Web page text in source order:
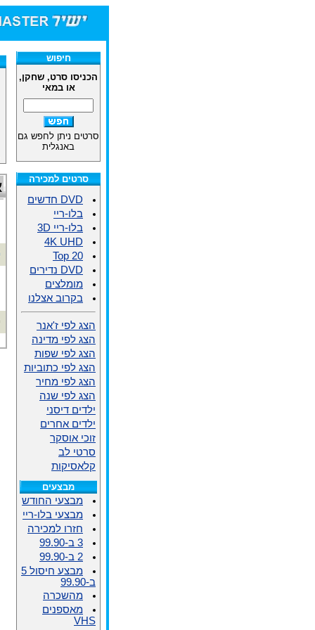
חיפוש
הכניסו סרט, שחקן,
או במאי
סרטים ניתן לחפש גם
באנגלית
סרטים למכירה
DVD חדשים
בלו-ריי
בלו-ריי 3D
4K UHD
Top 20
DVD נדירים
מומלצים
בקרוב אצלנו
הצג לפי ז'אנר
הצג לפי מדינה
הצג לפי שפות
הצג לפי כתוביות
הצג לפי מחיר
הצג לפי שנה
ילדים דיסני
ילדים אחרים
זוכי אוסקר
סרטי לב
קלאסיקות
מבצעים
מבצעי החודש
מבצעי בלו-ריי
חזרו למכירה
3 ב-99.90
2 ב-99.90
מבצע חיסול 5
ב-99.90
מהשכרה
מאספנים
VHS